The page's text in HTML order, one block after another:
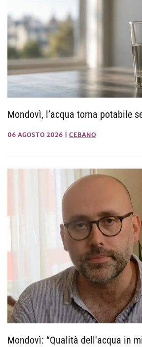
Mondovì, l’acqua torna potabile
06 AGOSTO 2026 CEBANO
Mondovì: “Qualità dell'acqua in